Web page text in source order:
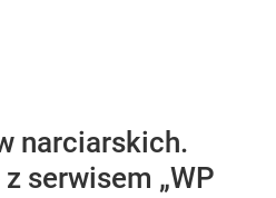
narciarskich.
serwisem „WP